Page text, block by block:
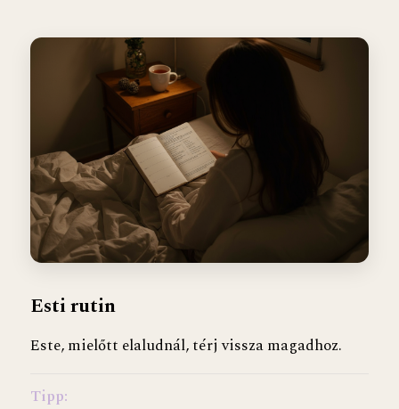
Esti rutin
Este, mielőtt elaludnál, térj vissza magadhoz.
Tipp: